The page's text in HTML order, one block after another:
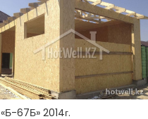
«Б-67Б» 2014г.